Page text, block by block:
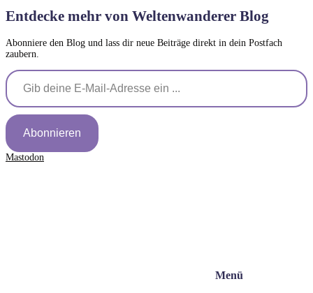
Entdecke mehr von Weltenwanderer Blog
Abonniere den Blog und lass dir neue Beiträge direkt in dein Postfach
zaubern.
Gib deine E-Mail-Adresse ein ...
Abonnieren
Mastodon
Menü